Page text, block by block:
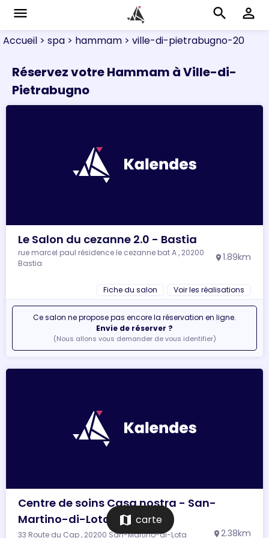
menu search perm_identity
Accueil > spa > hammam > ville-di-pietrabugno-20
Réservez votre Hammam à Ville-di-
Pietrabugno
Le Salon du cezanne 2.0 - Bastia
rue marcel paul résidence le cezanne bat A , 20200
Bastia
location_on 1.89km
Fiche du salon Voir les réalisations
Ce salon ne propose pas encore la réservation en ligne.
Envie de réserver ?
(Nous allons vous demander de vous identifier)
Centre de soins Casa nostra - San-
Martino-di-Lota
33 Route du Cap , 20200 San-Martino-di-Lota location_on 2.38km
map carte